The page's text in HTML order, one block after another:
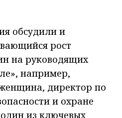
обсудили и
рост
на руководящих
например,
директор по
и охране
из ключевых